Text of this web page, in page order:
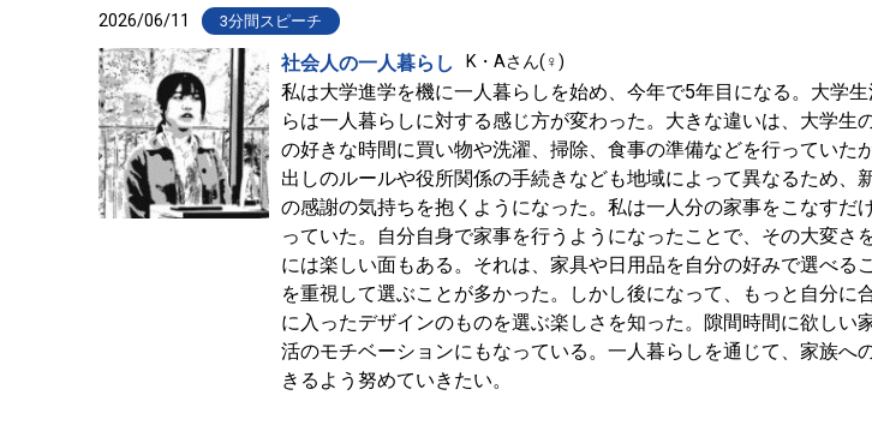
2026/06/11 3分間スピーチ
社会人の一人暮らし K・Aさん(♀)
私は大学進学を機に一人暮らしを始め、今年で5年目になる。大学
らは一人暮らしに対する感じ方が変わった。大きな違いは、大学
の好きな時間に買い物や洗濯、掃除、食事の準備などを行ってい
出しのルールや役所関係の手続きなども地域によって異なるため
の感謝の気持ちを抱くようになった。私は一人分の家事をこなす
っていた。自分自身で家事を行うようになったことで、その大変
には楽しい面もある。それは、家具や日用品を自分の好みで選べ
を重視して選ぶことが多かった。しかし後になって、もっと自分
に入ったデザインのものを選ぶ楽しさを知った。隙間時間に欲し
活のモチベーションにもなっている。一人暮らしを通じて、家族
きるよう努めていきたい。